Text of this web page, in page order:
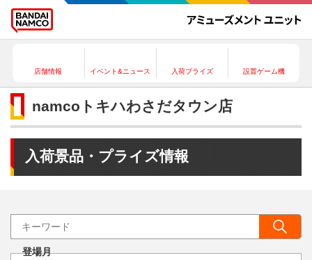
店舗情報 イベント&ニュース 入荷プライズ 設置ゲーム機
namcoトキハわさだタウン店
入荷景品・プライズ情報
登場月